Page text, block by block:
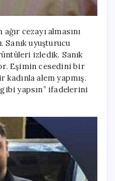
cezayı almasını
uyuşturucu
izledik. Sanık
Eşimin cesedini bir
kadınla alem yapmış.
yapsın” ifadelerini